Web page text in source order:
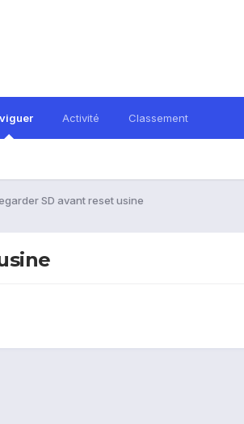
Activité Classement
SD avant reset usine